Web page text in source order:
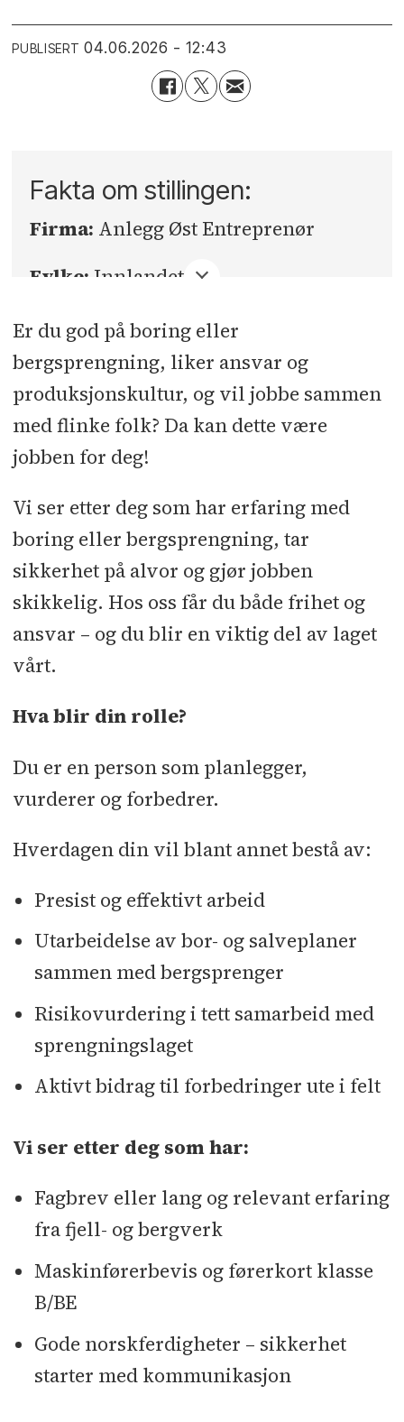
PUBLISERT 04.06.2026 - 12:43
Fakta om stillingen:
Firma: Anlegg Øst Entreprenør
Fylke: Innlandet
Sted:Lillehammer
Søknadsfrist:22.06.2026
Er du god på boring eller
bergsprengning, liker ansvar og
produksjonskultur, og vil jobbe sammen
med flinke folk? Da kan dette være
jobben for deg!
Vi ser etter deg som har erfaring med
boring eller bergsprengning, tar
sikkerhet på alvor og gjør jobben
skikkelig. Hos oss får du både frihet og
ansvar – og du blir en viktig del av laget
vårt.
Hva blir din rolle?
Du er en person som planlegger,
vurderer og forbedrer.
Hverdagen din vil blant annet bestå av:
Presist og effektivt arbeid
Utarbeidelse av bor- og salveplaner
sammen med bergsprenger
Risikovurdering i tett samarbeid med
sprengningslaget
Aktivt bidrag til forbedringer ute i felt
Vi ser etter deg som har:
Fagbrev eller lang og relevant erfaring
fra fjell- og bergverk
Maskinførerbevis og førerkort klasse
B/BE
Gode norskferdigheter – sikkerhet
starter med kommunikasjon